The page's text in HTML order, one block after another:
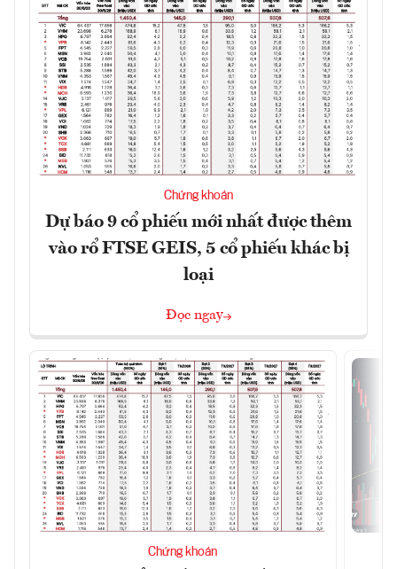
Chứng khoán
Dự báo 9 cổ phiếu mới nhất được thêm
vào rổ FTSE GEIS, 5 cổ phiếu khác bị
loại
Đọc ngay
Chứng khoán